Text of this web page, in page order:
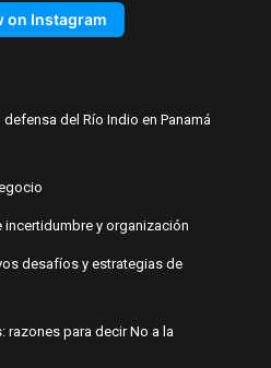
on Instagram
del Río Indio en Panamá
y organización
desafíos y estrategias de
razones para decir No a la